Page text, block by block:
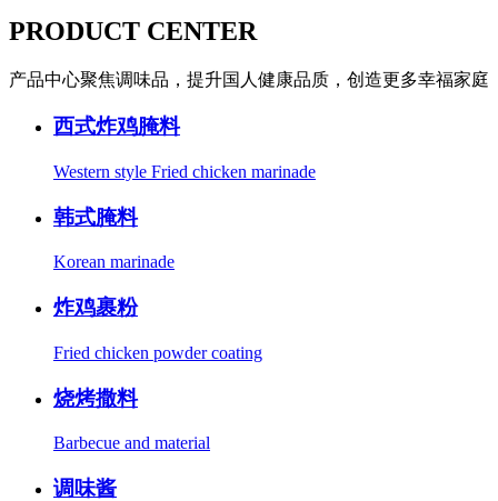
PRODUCT CENTER
产品中心聚焦调味品，提升国人健康品质，创造更多幸福家庭
西式炸鸡腌料
Western style Fried chicken marinade
韩式腌料
Korean marinade
炸鸡裹粉
Fried chicken powder coating
烧烤撒料
Barbecue and material
调味酱